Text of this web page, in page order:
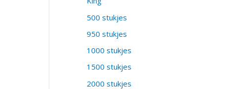
500 stukjes
950 stukjes
1000 stukjes
1500 stukjes
2000 stukjes